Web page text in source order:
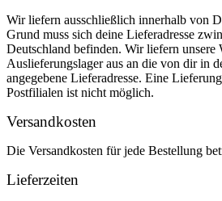
Wir liefern ausschließlich innerhalb von
Grund muss sich deine Lieferadresse
Deutschland befinden. Wir liefern unsere
Auslieferungslager aus an die von dir in
angegebene Lieferadresse. Eine
Postfilialen ist nicht möglich.
Versandkosten
Die Versandkosten für jede Bestellung
Lieferzeiten